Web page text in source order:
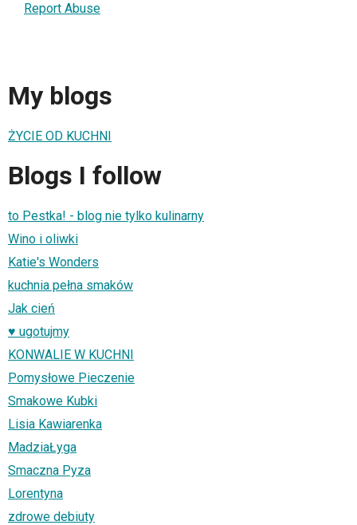
Report Abuse
My blogs
ŻYCIE OD KUCHNI
Blogs I follow
to Pestka! - blog nie tylko kulinarny
Wino i oliwki
Katie's Wonders
kuchnia pełna smaków
Jak cień
♥ ugotujmy
KONWALIE W KUCHNI
Pomysłowe Pieczenie
Smakowe Kubki
Lisia Kawiarenka
MadziaŁyga
Smaczna Pyza
Lorentyna
zdrowe debiuty